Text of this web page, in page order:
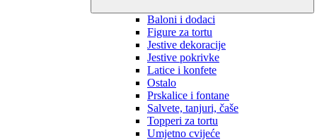
Baloni i dodaci
Figure za tortu
Jestive dekoracije
Jestive pokrivke
Latice i konfete
Ostalo
Prskalice i fontane
Salvete, tanjuri, čaše
Topperi za tortu
Umjetno cvijeće